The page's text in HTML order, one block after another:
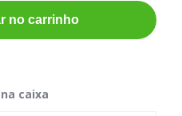
no carrinho
caixa